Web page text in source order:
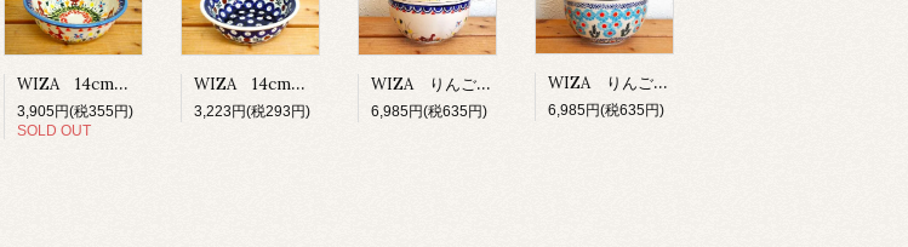
WIZA 14cmボウル 「あひる」
3,905円(税355円)
SOLD OUT
WIZA 14cmボウル 「ピーコック」
3,223円(税293円)
WIZA りんごポット 「あひる」
6,985円(税635円)
WIZA りんごポット 「水色の花」
6,985円(税635円)